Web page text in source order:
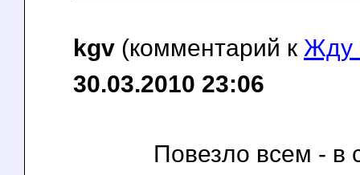
kgv (комментарий к Жду
30.03.2010 23:06
Повезло всем - в